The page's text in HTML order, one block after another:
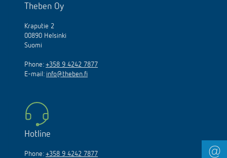
Theben Oy
Kraputie 2
00890 Helsinki
Suomi
Phone: +358 9 4242 7877
E-mail: info@theben.fi
Hotline
Phone: +358 9 4242 7877